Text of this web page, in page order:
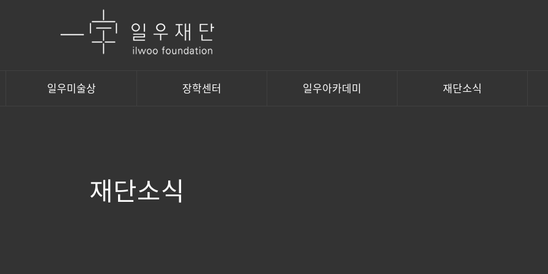
일우미술상 장학센터 일우아카데미 재단소식
재단소식